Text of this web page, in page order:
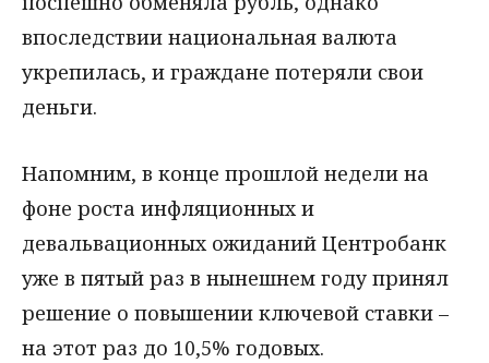
впоследствии национальная валюта
укрепилась, и граждане потеряли свои
деньги.
Напомним, в конце прошлой недели на
фоне роста инфляционных и
девальвационных ожиданий Центробанк
уже в пятый раз в нынешнем году принял
решение о повышении ключевой ставки –
на этот раз до 10,5% годовых.